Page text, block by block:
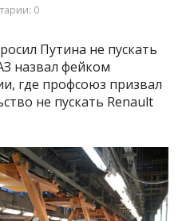
0
Путина не пускать
назвал фейком
где профсоюз призвал
не пускать Renault